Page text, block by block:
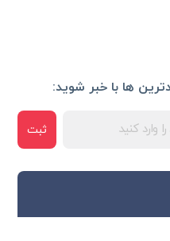
ها با خبر شوید:
ثبت